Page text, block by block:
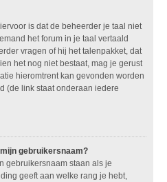
is dat de beheerder je taal niet
het forum in je taal vertaald
vragen of hij het talenpakket, dat
het nog niet bestaat, mag je gerust
hieromtrent kan gevonden worden
(de link staat onderaan iedere
gebruikersnaam?
gebruikersnaam staan als je
geeft aan welke rang je hebt,